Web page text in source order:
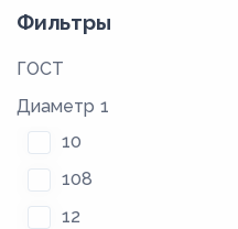
Фильтры
ГОСТ
Диаметр 1
10
108
12